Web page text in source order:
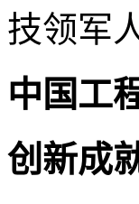
技领军
中国工
创新成